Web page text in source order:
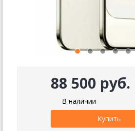
88 500 руб.
В наличии